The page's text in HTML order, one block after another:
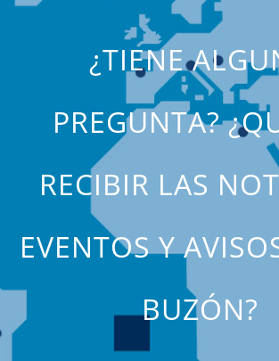
¿TIENE
PREGUNTA?
RECIBIR LAS
EVENTOS Y
BUZÓN?